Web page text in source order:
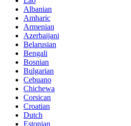
Albanian
Amharic
Armenian
Azerbaijani
Belarusian
Bengali
Bosnian
Bulgarian
Cebuano
Chichewa
Corsican
Croatian
Dutch
Estonian